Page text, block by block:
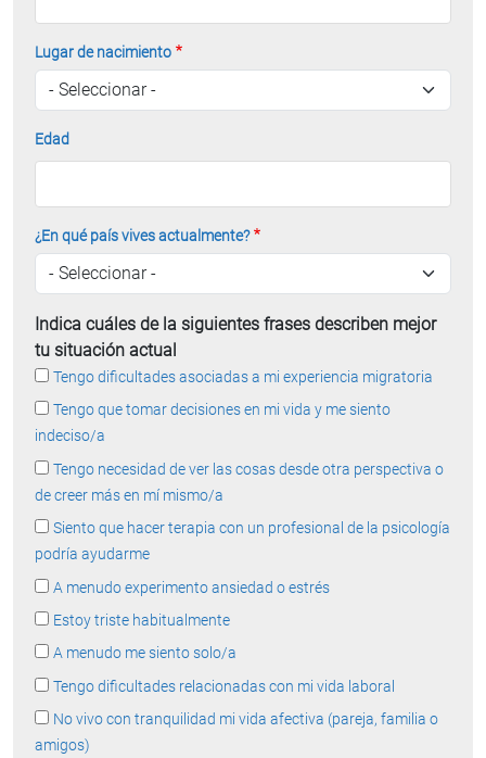
Lugar de nacimiento
Edad
¿En qué país vives actualmente?
Indica cuáles de la siguientes frases describen mejor
tu situación actual
Tengo dificultades asociadas a mi experiencia migratoria
Tengo que tomar decisiones en mi vida y me siento
indeciso/a
Tengo necesidad de ver las cosas desde otra perspectiva o
de creer más en mí mismo/a
Siento que hacer terapia con un profesional de la psicología
podría ayudarme
A menudo experimento ansiedad o estrés
Estoy triste habitualmente
A menudo me siento solo/a
Tengo dificultades relacionadas con mi vida laboral
No vivo con tranquilidad mi vida afectiva (pareja, familia o
amigos)